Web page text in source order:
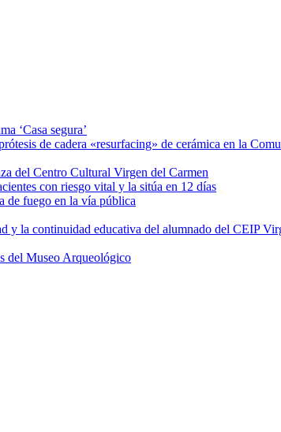
‘Casa segura’
de cadera «resurfacing» de cerámica en la
del Centro Cultural Virgen del Carmen
con riesgo vital y la sitúa en 12 días
de fuego en la vía pública
y la continuidad educativa del alumnado del CEIP
del Museo Arqueológico